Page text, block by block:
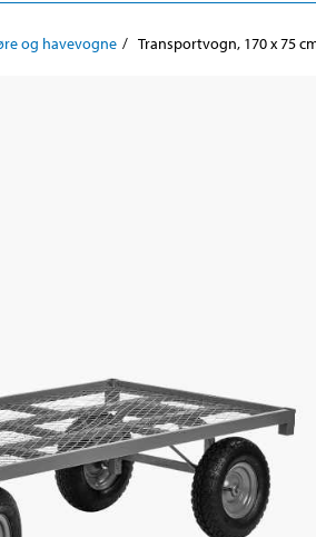
og havevogne Transportvogn, 170 x 75